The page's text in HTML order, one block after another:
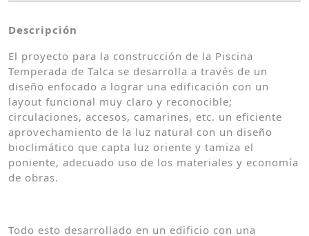
Descripción
El proyecto para la construcción de la Piscina
Temperada de Talca se desarrolla a través de un
diseño enfocado a lograr una edificación con un
layout funcional muy claro y reconocible;
circulaciones, accesos, camarines, etc. un eficiente
aprovechamiento de la luz natural con un diseño
bioclimático que capta luz oriente y tamiza el
poniente, adecuado uso de los materiales y economía
de obras.
Todo esto desarrollado en un edificio con una